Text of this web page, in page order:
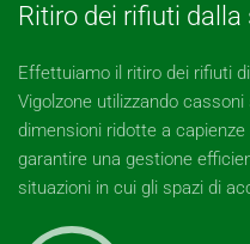
Ritiro dei rifiuti dalla
Effettuiamo il ritiro dei rifiuti
Vigolzone utilizzando
dimensioni ridotte a
garantire una gestione
situazioni in cui gli spazi di